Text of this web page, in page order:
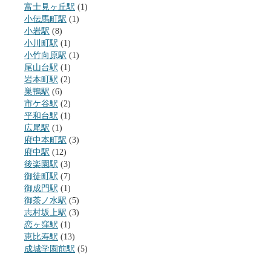
富士見ヶ丘駅 (1)
小伝馬町駅 (1)
小岩駅 (8)
小川町駅 (1)
小竹向原駅 (1)
尾山台駅 (1)
岩本町駅 (2)
巣鴨駅 (6)
市ケ谷駅 (2)
平和台駅 (1)
広尾駅 (1)
府中本町駅 (3)
府中駅 (12)
後楽園駅 (3)
御徒町駅 (7)
御成門駅 (1)
御茶ノ水駅 (5)
志村坂上駅 (3)
恋ヶ窪駅 (1)
恵比寿駅 (13)
成城学園前駅 (5)